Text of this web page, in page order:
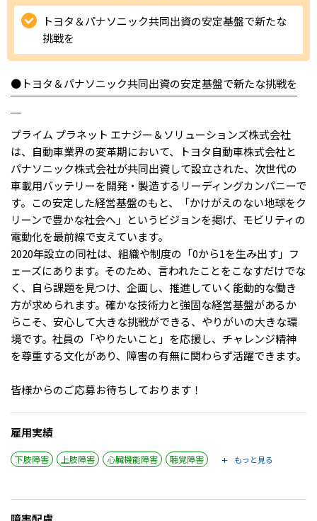
トヨタ＆パナソニック共同出資の安定基盤で新たな
挑戦を
●トヨタ＆パナソニック共同出資の安定基盤で新たな挑戦を
￣￣￣￣￣￣￣￣￣￣￣￣￣￣￣￣￣￣￣￣￣￣￣￣￣￣￣
￣
プライム プラネット エナジー＆ソリューションズ株式会社
は、自動車業界の変革期において、トヨタ自動車株式会社と
パナソニック株式会社が共同出資して設立された、次世代の
車載用バッテリーを開発・製造するリーディングカンパニーで
す。この安定した経営基盤のもと、「かけがえのない地球をク
リーンで豊かな社会へ」というビジョンを掲げ、モビリティの
電動化を最前線で支えています。
2020年設立の同社は、組織や制度の「0から1を生み出す」フ
ェーズにあります。そのため、言われたことをこなすだけでな
く、自ら課題を見つけ、企画し、推進していく能動的な働き
方が求められます。確かな技術力と強固な経営基盤があるか
らこそ、安心して大きな挑戦ができる、やりがいの大きな環
境です。社員の「やりたいこと」を応援し、チャレンジ精神
を尊重する文化があり、障害の有無に関わらず活躍できます。
皆様からのご応募お待ちしております！
雇用実績
下肢障害 上肢障害 心臓機能障害 聴覚障害 もっと見る
障害のある新卒学生専門の就職エージェントサービス
求人検索・スカウトサービス
障害者専門の求人検索・スカウトサービス
就労移行支援サービス
障害別専門支援の就労移行支援サービス
IT・Web制作スキルを身につける就労移行支援サービス
ソーシャルファームサービス
しいたけ生産で実現する
新しい障害者雇用支援サービス
就職・転職ノウハウ
お問い合わせ・よくある質問
お問い合わせ
よくある質問
採用をお考えの企業様はこちら
メニューを閉じる